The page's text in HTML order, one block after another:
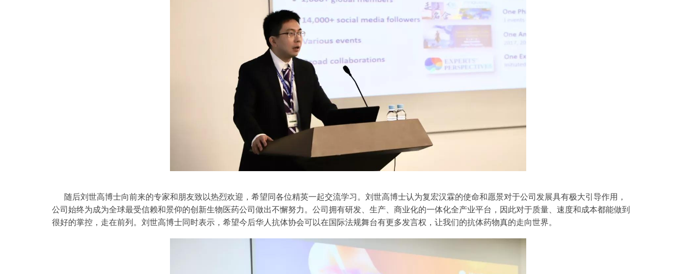
随后刘世高博士向前来的专家和朋友致以热烈欢迎，希望同各位精英一起交流学习。刘世高博士认为复宏汉霖的使命和愿景对于公司发展具有极大引导作用，
公司始终为成为全球最受信赖和景仰的创新生物医药公司做出不懈努力。公司拥有研发、生产、商业化的一体化全产业平台，因此对于质量、速度和成本都能做到
很好的掌控，走在前列。刘世高博士同时表示，希望今后华人抗体协会可以在国际法规舞台有更多发言权，让我们的抗体药物真的走向世界。